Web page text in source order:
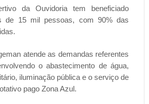
da Ouvidoria tem beneficiado
de 15 mil pessoas, com 90% das
atende as demandas referentes
o abastecimento de água,
iluminação pública e o serviço de
pago Zona Azul.